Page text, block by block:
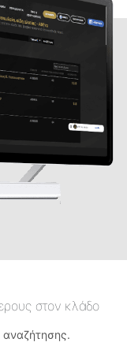
στον κλάδο
αναζήτησης.